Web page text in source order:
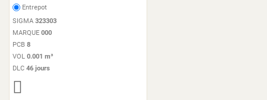
Entrepot
SIGMA 323303
MARQUE 000
PCB 8
VOL 0.001 m³
DLC 46 jours